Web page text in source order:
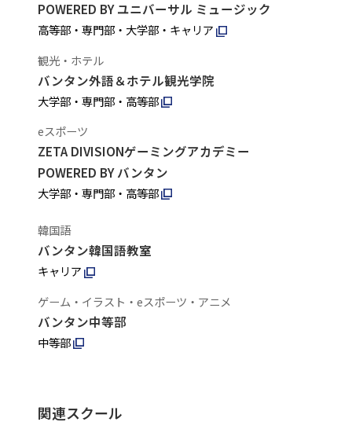
POWERED BY ユニバーサル ミュージック
高等部・専門部・大学部・キャリア
観光・ホテル
バンタン外語＆ホテル観光学院
大学部・専門部・高等部
eスポーツ
ZETA DIVISIONゲーミングアカデミー
POWERED BY バンタン
大学部・専門部・高等部
韓国語
バンタン韓国語教室
キャリア
ゲーム・イラスト・eスポーツ・アニメ
バンタン中等部
中等部
関連スクール